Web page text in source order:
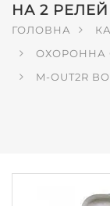
НА 2
ГОЛОВНА
ОХОРОННА
M-OUT2R